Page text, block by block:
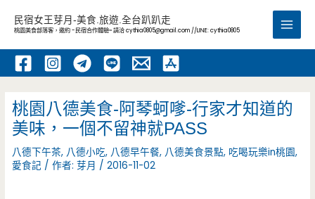
內
民宿女王芽月-美食.旅遊.全台趴趴走
桃園美食部落客，邀約 -民宿合作體驗~ 請洽cythia0805@gmail.com //LINE: cythia0805
Main
桃園八德美食-阿琴蚵嗲-行家才知道的
美味，一個不留神就PASS
八德下午茶, 八德小吃, 八德早午餐, 八德美食景點, 吃喝玩樂in桃園,
愛食記 / 作者:芽月 /2016-11-02